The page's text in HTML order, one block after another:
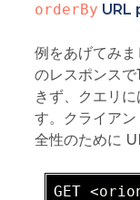
orderBy URL
例をあげてみ
のレスポンス
きず、クエリ
す。クライア
全性のために
GET